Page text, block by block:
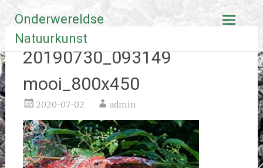
naar
inhoud
Onderwereldse
Natuurkunst
20190730_093149
mooi_800x450
2020-07-02 admin